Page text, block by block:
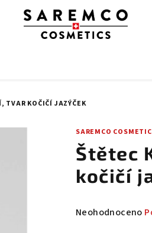
TVAR KOČIČÍ JAZÝČEK
SAREMCO
Štětec
kočičí
Průměrné
Neohodnoceno